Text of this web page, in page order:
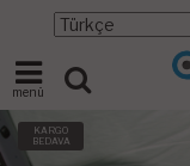
menü
KARGO
BEDAVA